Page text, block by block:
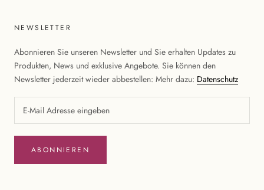
NEWSLETTER
Abonnieren Sie unseren Newsletter und Sie erhalten Updates zu
Produkten, News und exklusive Angebote. Sie können den
Newsletter jederzeit wieder abbestellen: Mehr dazu: Datenschutz
ABONNIEREN